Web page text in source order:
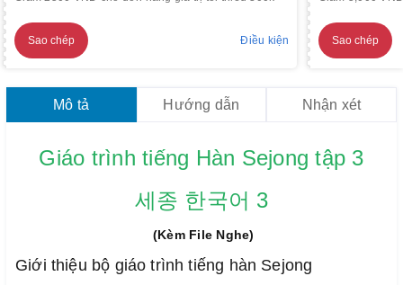
Sao chép Điều kiện Sao chép
Mô tả Hướng dẫn Nhận xét
Giáo trình tiếng Hàn Sejong tập 3
세종 한국어 3
(Kèm File Nghe)
Giới thiệu bộ giáo trình tiếng hàn Sejong